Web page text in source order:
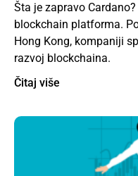
Šta je zapravo
blockchain platforma.
Hong Kong, kompaniji
razvoj blockchaina.
Čitaj više